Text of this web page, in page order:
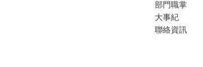
部門職掌
大事紀
聯絡資訊